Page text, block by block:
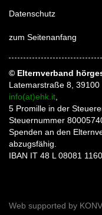
Datenschutz
zum Seitenanfang
© Elternverband
Latemarstraße 8, 39100
info(at)ehk.it
5 Promille in der
Steuernummer
Spenden an den
abzugsfähig.
IBAN IT 48 L 08081
Web supported by